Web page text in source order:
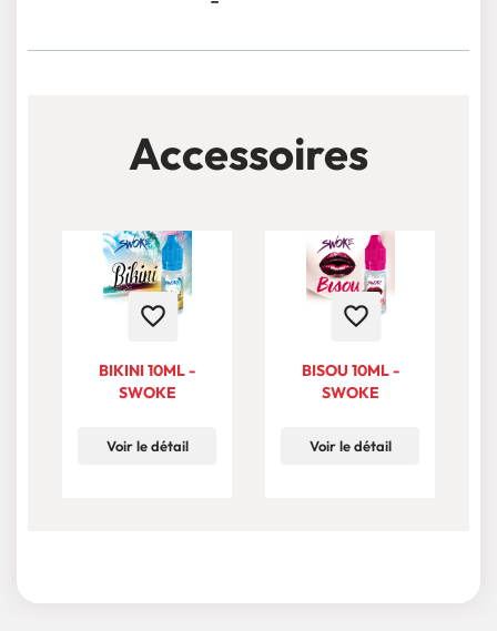
Accessoires
favorite_border
BIKINI 10ML -
SWOKE
Voir le détail
favorite_border
BISOU 10ML -
SWOKE
Voir le détail